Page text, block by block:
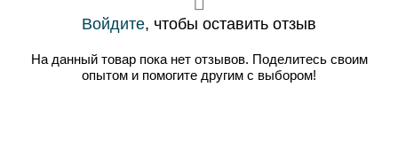
Войдите, чтобы оставить отзыв
На данный товар пока нет отзывов. Поделитесь своим
опытом и помогите другим с выбором!